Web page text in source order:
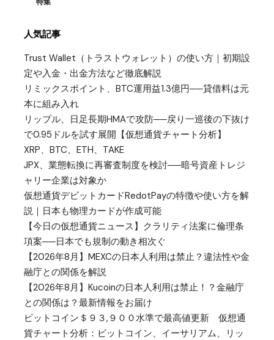
人気記事
Trust Wallet（トラストウォレット）の使い方｜初期設
定や入金・出金方法など徹底解説
リミックスポイント、BTC運用益1.3億円──貸借料は元
本に組み入れ
リップル、日足長期HMAで攻防──戻り一巡後の下抜け
で0.95ドルを試す展開【仮想通貨チャート分析】
XRP、BTC、ETH、TAKE
JPX、業態転換に再審査制度を検討──暗号資産トレジ
ャリー企業は対象か
仮想通貨デビットカードRedotPayの特徴や使い方を解
説｜日本も物理カードが作成可能
【今日の仮想通貨ニュース】クラリティ法案に倫理条
項案──日本でも規制の動き相次ぐ
【2026年8月】MEXCの日本人利用は禁止？違法性や金
融庁との関係を解説
【2026年8月】Kucoinの日本人利用は禁止！？金融庁
との関係は？最新情報をお届け
ビットコイン＄９３,９００水準で最高値更新 仮想通
貨チャート分析：ビットコイン、イーサリアム、リッ